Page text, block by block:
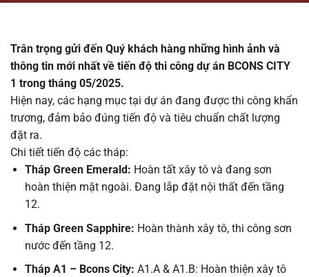
Trân trọng gửi đến Quý khách hàng những hình ảnh và
thông tin mới nhất về tiến độ thi công dự án BCONS CITY
1 trong tháng 05/2025.
Hiện nay, các hạng mục tại dự án đang được thi công khẩn
trương, đảm bảo đúng tiến độ và tiêu chuẩn chất lượng
đặt ra.
Chi tiết tiến độ các tháp:
Tháp Green Emerald: Hoàn tất xây tô và đang sơn
hoàn thiện mặt ngoài. Đang lắp đặt nội thất đến tầng
12.
Tháp Green Sapphire: Hoàn thành xây tô, thi công sơn
nước đến tầng 12.
Tháp A1 – Bcons City: A1.A & A1.B: Hoàn thiện xây tô